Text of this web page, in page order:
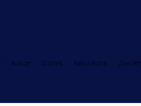
Aukce Stories Něco extra Značky